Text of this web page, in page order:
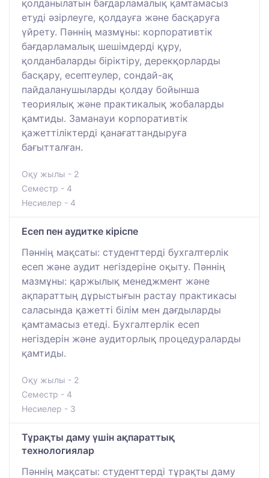
қолданылатын бағдарламалық қамтамасыз
етуді әзірлеуге, қолдауға және басқаруға
үйрету. Пәннің мазмұны: корпоративтік
бағдарламалық шешімдерді құру,
қолданбаларды біріктіру, дерекқорларды
басқару, есептеулер, сондай-ақ
пайдаланушыларды қолдау бойынша
теориялық және практикалық жобаларды
қамтиды. Заманауи корпоративтік
қажеттіліктерді қанағаттандыруға
бағытталған.
Оқу жылы - 2
Семестр - 4
Несиелер - 4
Есеп пен аудитке кіріспе
Пәннің мақсаты: студенттерді бухгалтерлік
есеп және аудит негіздеріне оқыту. Пәннің
мазмұны: қаржылық менеджмент және
ақпараттың дұрыстығын растау практикасы
саласында қажетті білім мен дағдыларды
қамтамасыз етеді. Бухгалтерлік есеп
негіздерін және аудиторлық процедураларды
қамтиды.
Оқу жылы - 2
Семестр - 4
Несиелер - 3
Тұрақты даму үшін ақпараттық
технологиялар
Пәннің мақсаты: студенттерді тұрақты даму